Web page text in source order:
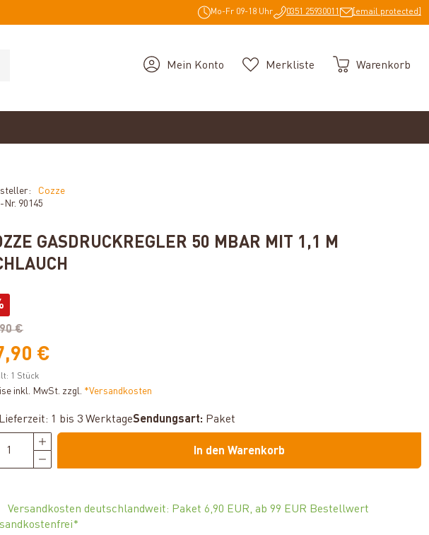
Mo-Fr 09-18 Uhr 0351 25930011 [email protected]
Mein Konto Merkliste Warenkorb
Cozze
Nr. 90145
GASDRUCKREGLER 50 MBAR MIT 1,1 M
€
€
1 Stück
inkl. MwSt. zzgl. *Versandkosten
Lieferzeit: 1 bis 3 WerktageSendungsart: Paket
In den Warenkorb
Versandkosten deutschlandweit: Paket 6,90 EUR, ab 99 EUR Bestellwert